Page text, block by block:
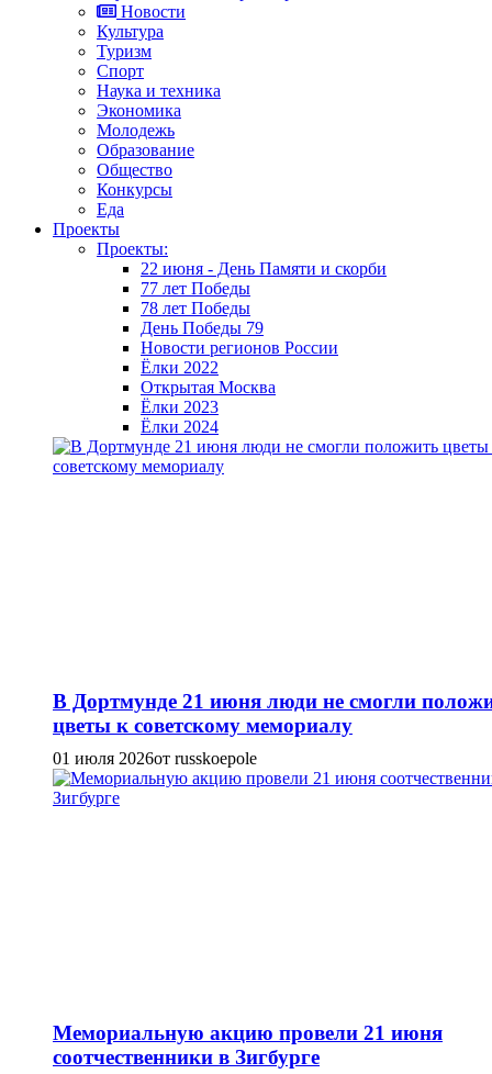
Новости
Культура
Туризм
Спорт
Наука и техника
Экономика
Молодежь
Образование
Общество
Конкурсы
Еда
Проекты
Проекты:
22 июня - День Памяти и скорби
77 лет Победы
78 лет Победы
День Победы 79
Новости регионов России
Ёлки 2022
Открытая Москва
Ёлки 2023
Ёлки 2024
В Дортмунде 21 июня люди не смогли
цветы к советскому мемориалу
01 июля 2026от russkoepole
Мемориальную акцию провели 21 июня
соотчественники в Зигбурге